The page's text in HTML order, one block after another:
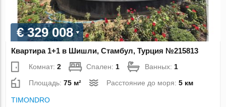
€ 329 008
Квартира 1+1 в Шишли, Стамбул, Турция №215813
Комнат:2 Спален:1 Ванных:1
Площадь:75 м² Расстояние до моря:5 км
TIMONDRO